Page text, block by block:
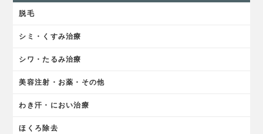
脱毛
シミ・くすみ治療
シワ・たるみ治療
美容注射・お薬・その他
わき汗・におい治療
ほくろ除去